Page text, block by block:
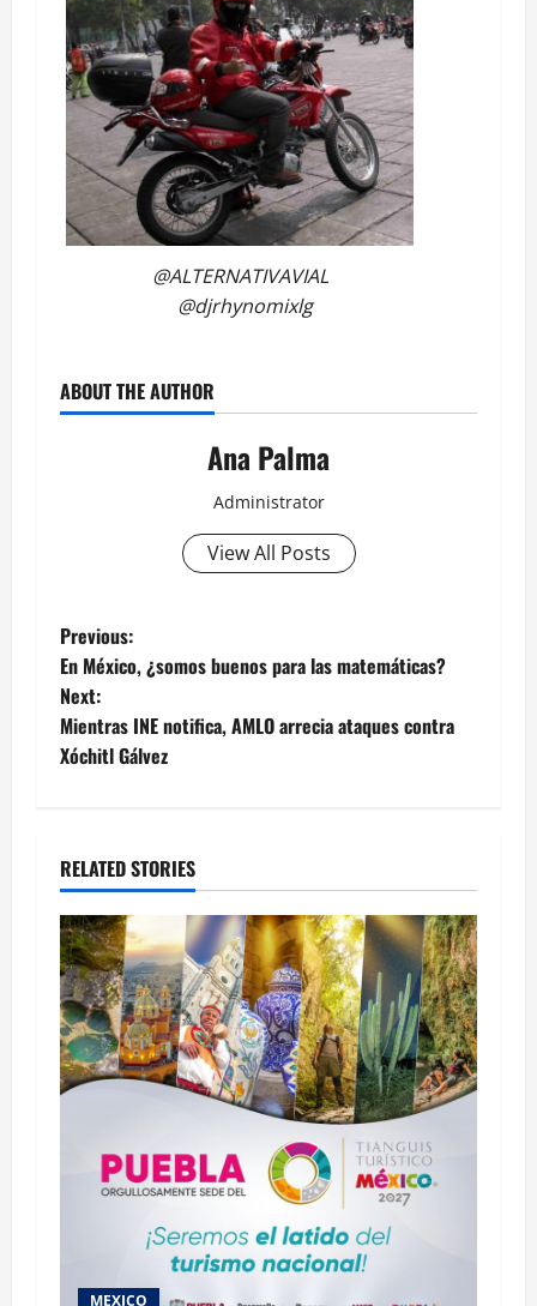
@ALTERNATIVAVIAL
@djrhynomixlg
ABOUT THE AUTHOR
Ana Palma
Administrator
View All Posts
Post
navigation
Previous:
En México, ¿somos buenos para las matemáticas?
Next:
Mientras INE notifica, AMLO arrecia ataques contra
Xóchitl Gálvez
RELATED STORIES
MEXICO